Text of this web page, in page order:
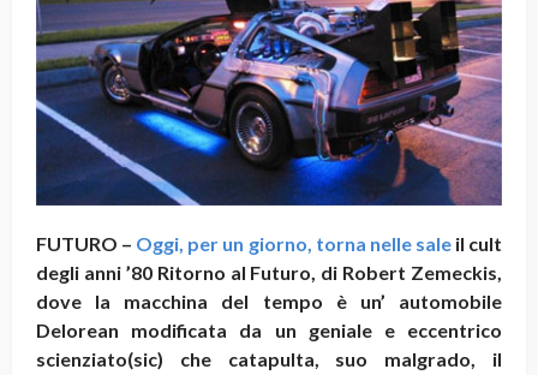
FUTURO – Oggi, per un giorno, torna nelle saleil cult
degli anni ’80 Ritorno al Futuro, di Robert Zemeckis,
dove la macchina del tempo è un’ automobile
Delorean modificata da un geniale e eccentrico
scienziato(sic) che catapulta, suo malgrado, il